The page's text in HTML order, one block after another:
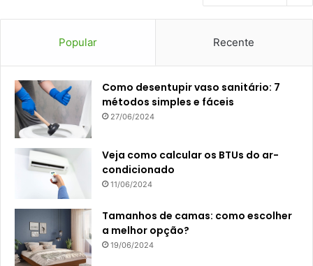
Popular Recente
Como desentupir vaso sanitário: 7
métodos simples e fáceis
27/06/2024
Veja como calcular os BTUs do ar-
condicionado
11/06/2024
Tamanhos de camas: como escolher
a melhor opção?
19/06/2024